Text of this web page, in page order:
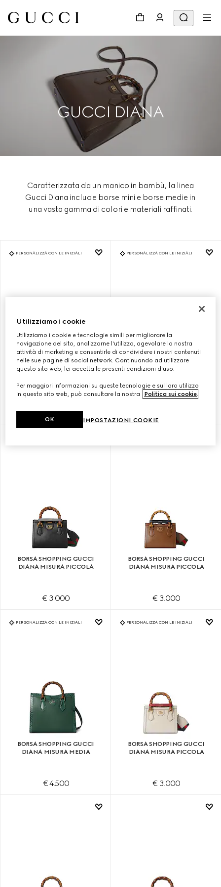
GUCCI DIANA
Caratterizzata da un manico in bambù, la linea
Gucci Diana include borse mini e borse medie in
una vasta gamma di colori e materiali raffinati.
PERSONALIZZA CON LE INIZIALI
BORSA SHOPPING GUCCI
DIANA MISURA MEDIA
€ 3.600
PERSONALIZZA CON LE INIZIALI
DIANA MISURA MEDIA
BORSA SHOPPING GUCCI
DIANA MISURA PICCOLA
€ 3.000
BORSA SHOPPING GUCCI
DIANA MISURA PICCOLA
€ 3.000
PERSONALIZZA CON LE INIZIALI
BORSA SHOPPING GUCCI
DIANA MISURA MEDIA
€ 4.500
PERSONALIZZA CON LE INIZIALI
BORSA SHOPPING GUCCI
DIANA MISURA PICCOLA
€ 3.000
Utilizziamo i cookie
Utilizziamo i cookie e tecnologie simili per migliorare la
navigazione del sito, analizzarne l'utilizzo, agevolare la nostra
attività di marketing e consentirle di condividere i nostri contenuti
nelle sue pagine di social network. Continuando ad utilizzare
questo sito web, lei accetta le presenti condizioni d'uso.
Per maggiori informazioni su queste tecnologie e sul loro utilizzo
in questo sito web, può consultare la nostra
Politica sui cookie.
IMPOSTAZIONI COOKIE
OK